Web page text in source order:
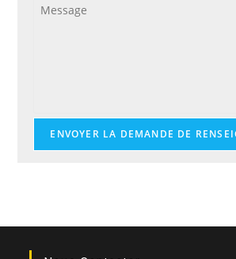
Nous Contacter